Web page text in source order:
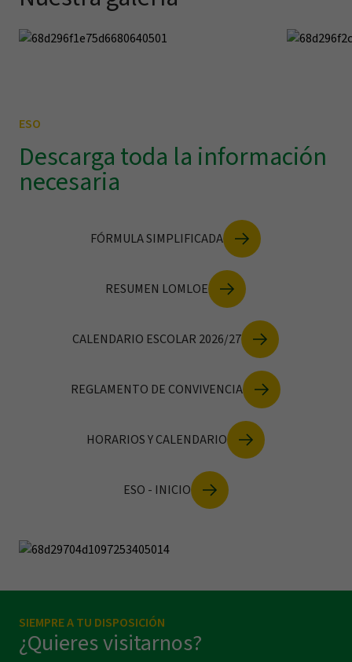
ESO
Descarga toda la información
necesaria
FÓRMULA SIMPLIFICADA
RESUMEN LOMLOE
CALENDARIO ESCOLAR 2026/27
REGLAMENTO DE CONVIVENCIA
HORARIOS Y CALENDARIO
ESO - INICIO
SIEMPRE A TU DISPOSICIÓN
¿Quieres visitarnos?